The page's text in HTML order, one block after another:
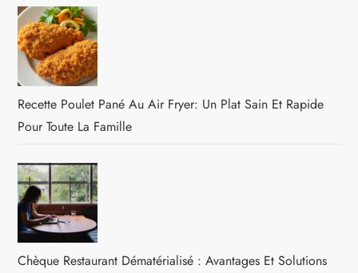
Recette Poulet Pané Au Air Fryer: Un Plat Sain Et Rapide
Pour Toute La Famille
Chèque Restaurant Dématérialisé : Avantages Et Solutions